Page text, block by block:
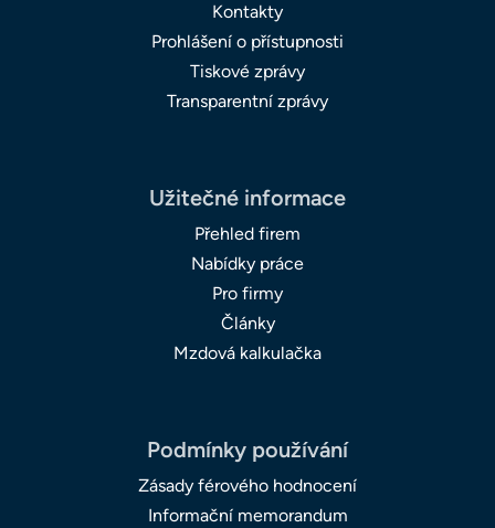
Kontakty
Prohlášení o přístupnosti
Tiskové zprávy
Transparentní zprávy
Užitečné informace
Přehled firem
Nabídky práce
Pro firmy
Články
Mzdová kalkulačka
Podmínky používání
Zásady férového hodnocení
Informační memorandum